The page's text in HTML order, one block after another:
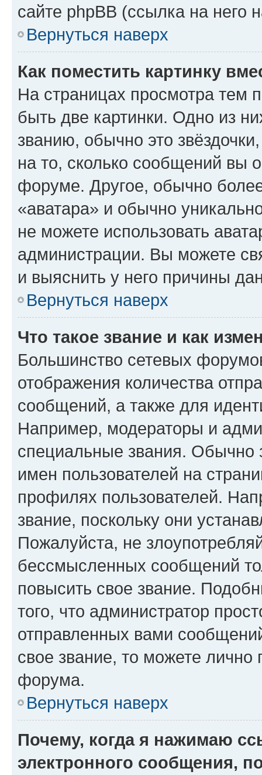
сайте phpBB (ссылка на него
Вернуться наверх
Как поместить картинку
На страницах просмотра тем
быть две картинки. Одно из
званию, обычно это
на то, сколько сообщений вы
форуме. Другое, обычно
«аватара» и обычно
не можете использовать
администрации. Вы можете
и выяснить у него причины
Вернуться наверх
Что такое звание и как
Большинство сетевых
отображения количества
сообщений, а также для
Например, модераторы и
специальные звания. Обычно
имен пользователей на
профилях пользователей.
звание, поскольку они
Пожалуйста, не
бессмысленных сообщений
повысить свое звание.
того, что администратор
отправленных вами
свое звание, то можете лично
форума.
Вернуться наверх
Почему, когда я нажимаю
электронного сообщения,